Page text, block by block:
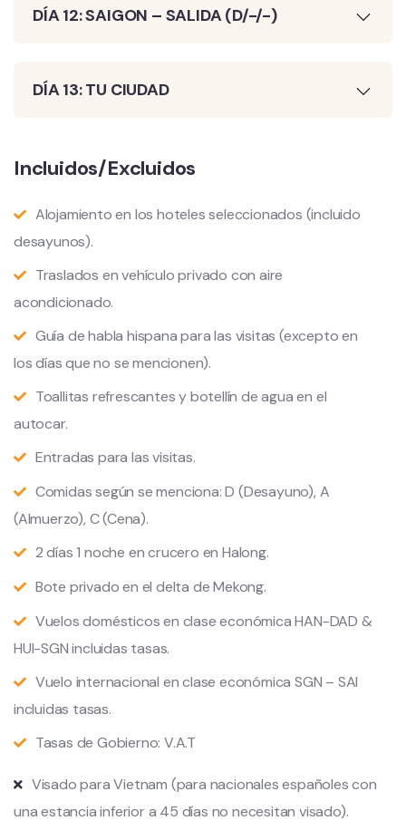
DÍA 12: SAIGON – SALIDA (D/-/-)
DÍA 13: TU CIUDAD
Incluidos/Excluidos
Alojamiento en los hoteles seleccionados (incluido
desayunos).
Traslados en vehículo privado con aire
acondicionado.
Guía de habla hispana para las visitas (excepto en
los días que no se mencionen).
Toallitas refrescantes y botellín de agua en el
autocar.
Entradas para las visitas.
Comidas según se menciona: D (Desayuno), A
(Almuerzo), C (Cena).
2 días 1 noche en crucero en Halong.
Bote privado en el delta de Mekong.
Vuelos domésticos en clase económica HAN-DAD &
HUI-SGN incluidas tasas.
Vuelo internacional en clase económica SGN – SAI
incluidas tasas.
Tasas de Gobierno: V.A.T
Visado para Vietnam (para nacionales españoles con
una estancia inferior a 45 días no necesitan visado).